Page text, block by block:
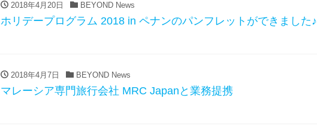
2018年4月20日 BEYOND News
ホリデープログラム 2018 in ペナンのパンフレットができました♪
2018年4月7日 BEYOND News
マレーシア専門旅行会社 MRC Japanと業務提携